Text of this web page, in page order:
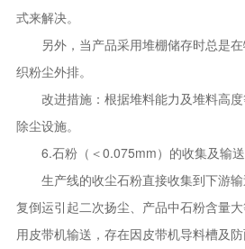
式来解决。
另外，当产品采用堆棚储存时总是在
织粉尘外排。
改进措施：根据堆料能力及堆料高度
除尘设施。
6.石粉（＜0.075mm）的收集及输
生产线的收尘石粉直接收集到下游输
复倒运引起二次扬尘、产品中石粉含量
用皮带机输送，存在因皮带机导料槽及